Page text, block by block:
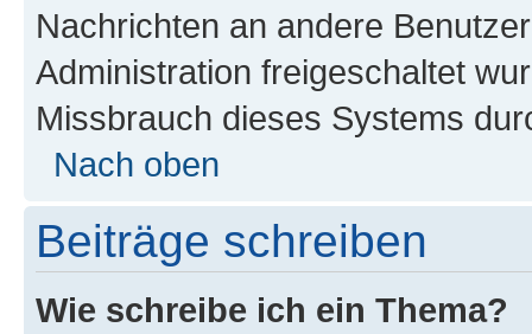
Nachrichten an andere
Administration freigeschaltet
Missbrauch dieses Systems
Nach oben
Beiträge schreiben
Wie schreibe ich ein Thema?